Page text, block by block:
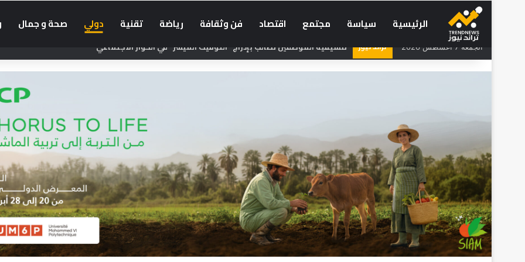
الرئيسية سياسة مجتمع اقتصاد فن وثقافة رياضة تقنية دولي صحة و جمال
الجمعة 7 أغسطس 2026 تراند نيوز تنسيقية الموظفين تطالب بإدراج “التوقيت الميسر” في الحوار الاجتماعي